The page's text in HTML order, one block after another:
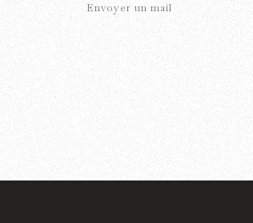
Envoyer un mail